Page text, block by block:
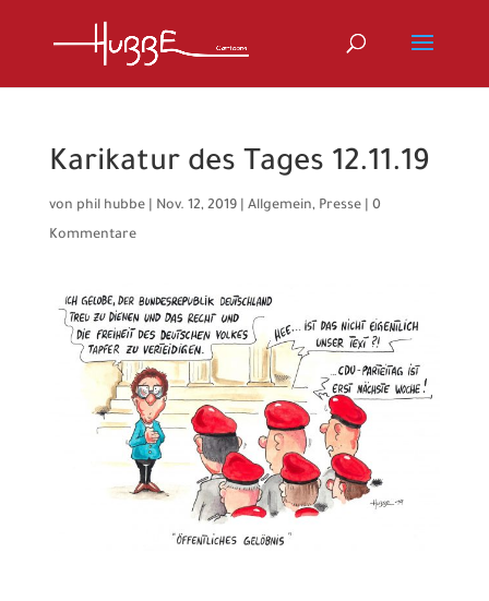
Karikatur des Tages 12.11.19
von phil hubbe| Nov. 12, 2019| Allgemein, Presse| 0
Kommentare